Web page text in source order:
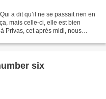
a dit qu’il ne se passait rien en
mais celle-ci, elle est bien
Privas, cet après midi, nous
six